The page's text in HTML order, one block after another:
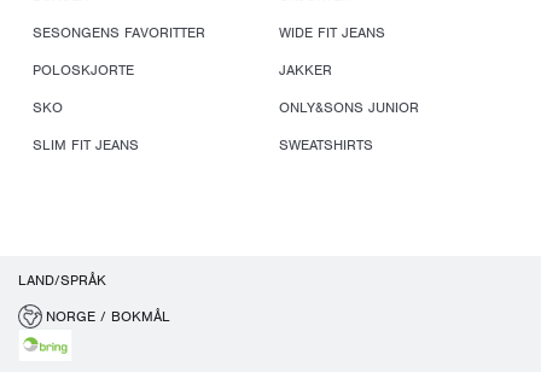
SESONGENS FAVORITTER
WIDE FIT JEANS
POLOSKJORTE
JAKKER
SKO
ONLY&SONS JUNIOR
SLIM FIT JEANS
SWEATSHIRTS
LAND/SPRÅK
NORGE / BOKMÅL